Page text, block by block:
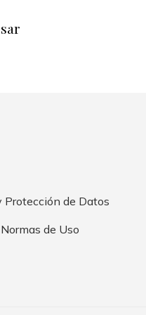
Protección de Datos
de Uso